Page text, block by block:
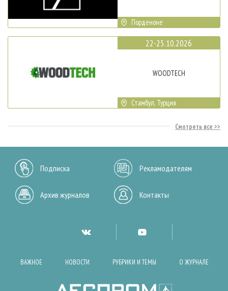
Порденоне
22-25.10.2026
WOODTECH
Стамбул, Турция
Смотреть все
Подписка Рекламодателям
Архив журналов Контакты
ВАЖНОЕ НОВОСТИ РУБРИКИ И ТЕМЫ О ЖУРНАЛЕ